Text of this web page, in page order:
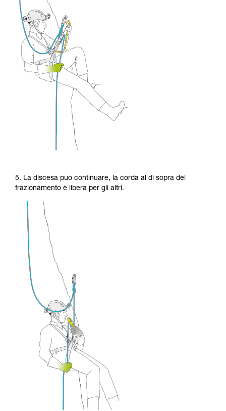
5. La discesa può continuare, la corda al di sopra del
frazionamento è libera per gli altri.